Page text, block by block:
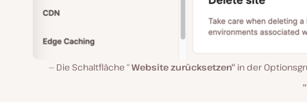
Die Schaltfläche “Website zurücksetzen“ in der